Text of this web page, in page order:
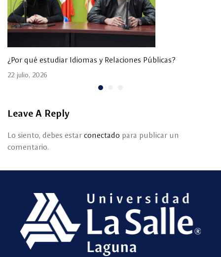
¿Por qué estudiar Idiomas y Relaciones Públicas?
22 julio, 2026
Leave A Reply
Lo siento, debes estar conectado para publicar un
comentario.